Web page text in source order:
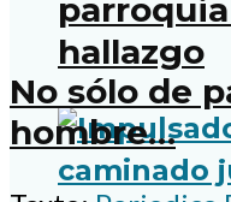
hallazgo
No sólo de
hombre…